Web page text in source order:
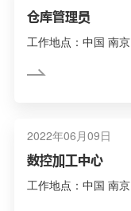
仓库管理员
工作地点：中国 南京
2022年06月09日
数控加工中心
工作地点：中国 南京